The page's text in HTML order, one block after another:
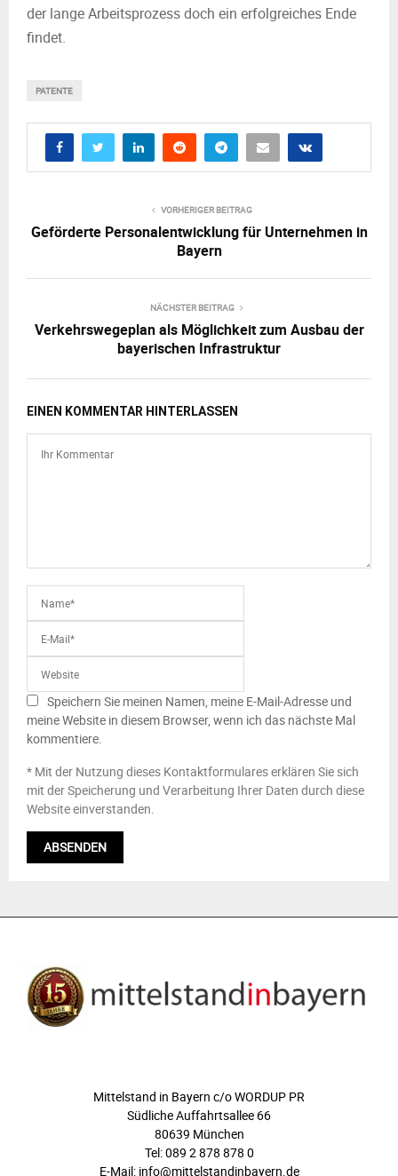
der lange Arbeitsprozess doch ein erfolgreiches Ende
findet.
PATENTE
VORHERIGER BEITRAG
Geförderte Personalentwicklung für Unternehmen in
Bayern
NÄCHSTER BEITRAG
Verkehrswegeplan als Möglichkeit zum Ausbau der
bayerischen Infrastruktur
EINEN KOMMENTAR HINTERLASSEN
Speichern Sie meinen Namen, meine E-Mail-Adresse und
meine Website in diesem Browser, wenn ich das nächste Mal
kommentiere.
* Mit der Nutzung dieses Kontaktformulares erklären Sie sich
mit der Speicherung und Verarbeitung Ihrer Daten durch diese
Website einverstanden.
Mittelstand in Bayern c/o WORDUP PR
Südliche Auffahrtsallee 66
80639 München
Tel: 089 2 878 878 0
E-Mail: info@mittelstandinbayern.de